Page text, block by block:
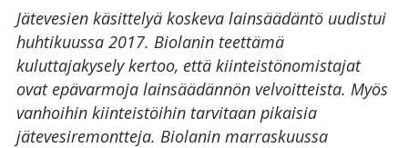
Jätevesien käsittelyä koskeva lainsäädäntö uudistui
huhtikuussa 2017. Biolanin teettämä
kuluttajakysely kertoo, että kiinteistönomistajat
ovat epävarmoja lainsäädännön velvoitteista. Myös
vanhoihin kiinteistöihin tarvitaan pikaisia
jätevesiremontteja. Biolanin marraskuussa